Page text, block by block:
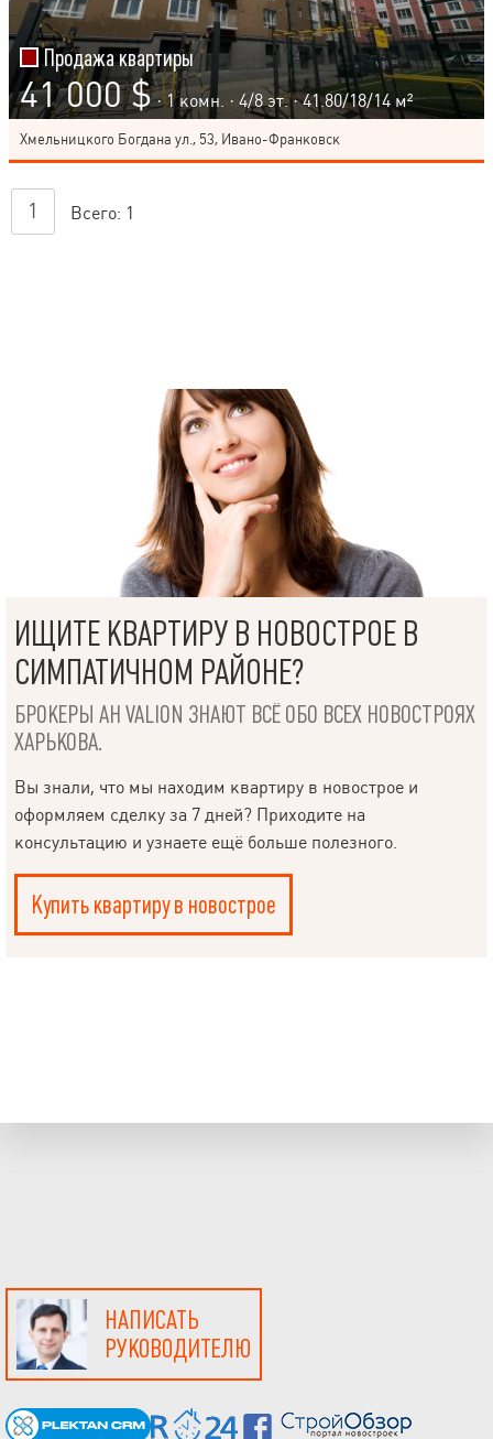
Продажа квартиры
41 000 $ · 1 комн. · 4/8эт. · 41.80/18/14 м²
Хмельницкого Богдана ул., 53, Ивано-Франковск
1 Всего: 1
ИЩИТЕ КВАРТИРУ В НОВОСТРОЕ В
СИМПАТИЧНОМ РАЙОНЕ?
БРОКЕРЫ АН VALION ЗНАЮТ ВСЁ ОБО ВСЕХ НОВОСТРОЯХ
ХАРЬКОВА.
Вы знали, что мы находим квартиру в новострое и
оформляем сделку за 7 дней? Приходите на
консультацию и узнаете ещё больше полезного.
Купить квартиру в новострое
НАПИСАТЬ
РУКОВОДИТЕЛЮ